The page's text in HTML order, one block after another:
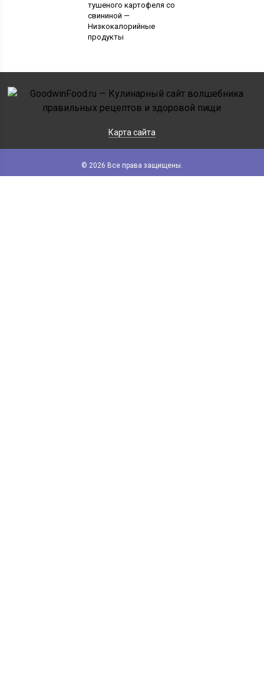
тушеного картофеля со
свининой —
Низкокалорийные
продукты
Карта сайта
© 2026 Все права защищены.